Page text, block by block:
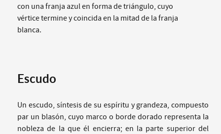
con una franja azul en forma de triángulo, cuyo
vértice termine y coincida en la mitad de la franja
blanca.
Escudo
Un escudo, síntesis de su espíritu y grandeza, compuesto
par un blasón, cuyo marco o borde dorado representa la
nobleza de la que él encierra; en la parte superior del